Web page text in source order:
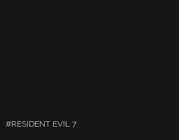
RESIDENT EVIL 7